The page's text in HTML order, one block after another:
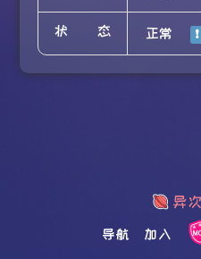
状态 正常
导航 加入